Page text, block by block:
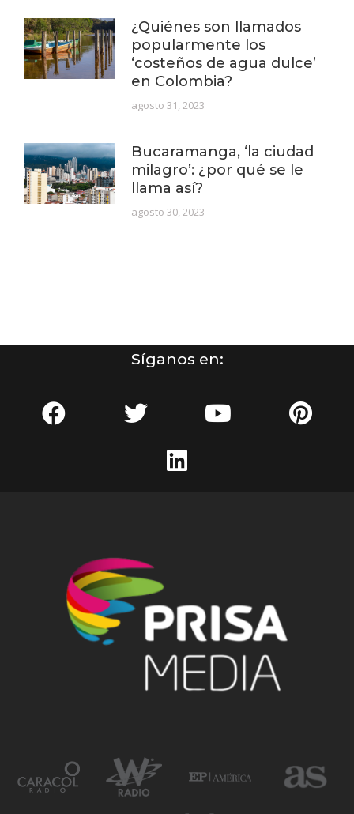
¿Quiénes son llamados
popularmente los
‘costeños de agua dulce’
en Colombia?
agosto 31, 2023
Bucaramanga, ‘la ciudad
milagro’: ¿por qué se le
llama así?
agosto 30, 2023
Síganos en: